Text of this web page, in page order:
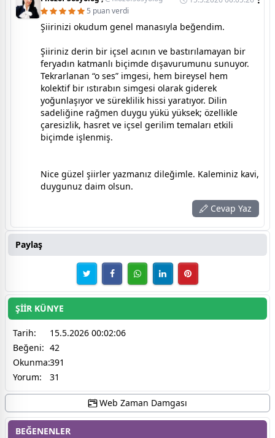
5 puan verdi
Şiirinizi okudum genel manasıyla beğendim.
Şiiriniz derin bir içsel acının ve bastırılamayan bir
feryadın katmanlı biçimde dışavurumunu sunuyor.
Tekrarlanan “o ses” imgesi, hem bireysel hem
kolektif bir ıstırabın simgesi olarak giderek
yoğunlaşıyor ve süreklilik hissi yaratıyor. Dilin
sadeliğine rağmen duygu yükü yüksek; özellikle
çaresizlik, hasret ve içsel gerilim temaları etkili
biçimde işlenmiş.
Nice güzel şiirler yazmanız dileğimle. Kaleminiz kavi,
duygunuz daim olsun.
Cevap Yaz
Paylaş
ŞİİR KÜNYE
Tarih:
15.5.2026 00:02:06
Beğeni: 42
Okunma:391
Yorum:
31
Web Zaman Damgası
BEĞENENLER